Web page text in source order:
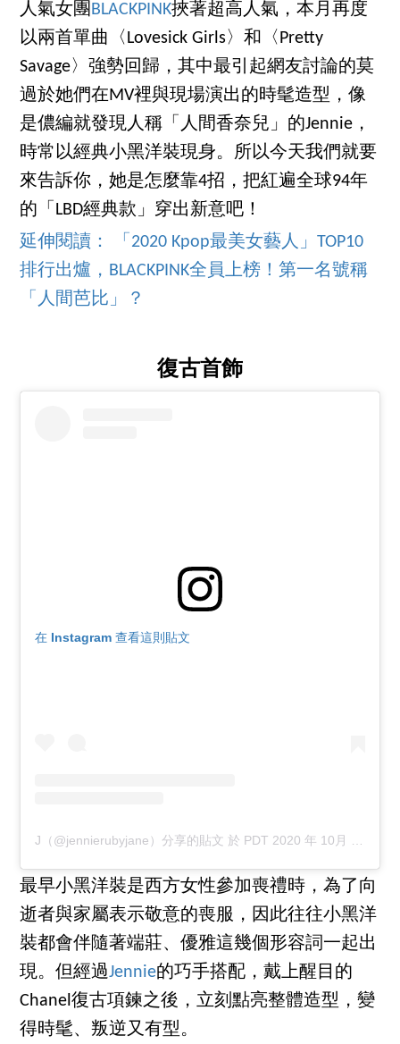
人氣女團 BLACKPINK挾著超高人氣，本月再度
以兩首單曲〈Lovesick Girls〉和〈Pretty
Savage〉強勢回歸，其中最引起網友討論的莫
過於她們在MV裡與現場演出的時髦造型，像
是儂編就發現人稱「人間香奈兒」的Jennie，
時常以經典小黑洋裝現身。所以今天我們就要
來告訴你，她是怎麼靠4招，把紅遍全球94年
的「LBD經典款」穿出新意吧！
延伸閱讀： 「2020 Kpop最美女藝人」TOP10
排行出爐，BLACKPINK全員上榜！第一名號稱
「人間芭比」？
復古首飾
在 Instagram 查看這則貼文
J（@jennierubyjane）分享的貼文 於 PDT 2020 年 10月 月 6 日 下午 9:33
最早小黑洋裝是西方女性參加喪禮時，為了向
逝者與家屬表示敬意的喪服，因此往往小黑洋
裝都會伴隨著端莊、優雅這幾個形容詞一起出
現。但經過Jennie的巧手搭配，戴上醒目的
Chanel復古項鍊之後，立刻點亮整體造型，變
得時髦、叛逆又有型。